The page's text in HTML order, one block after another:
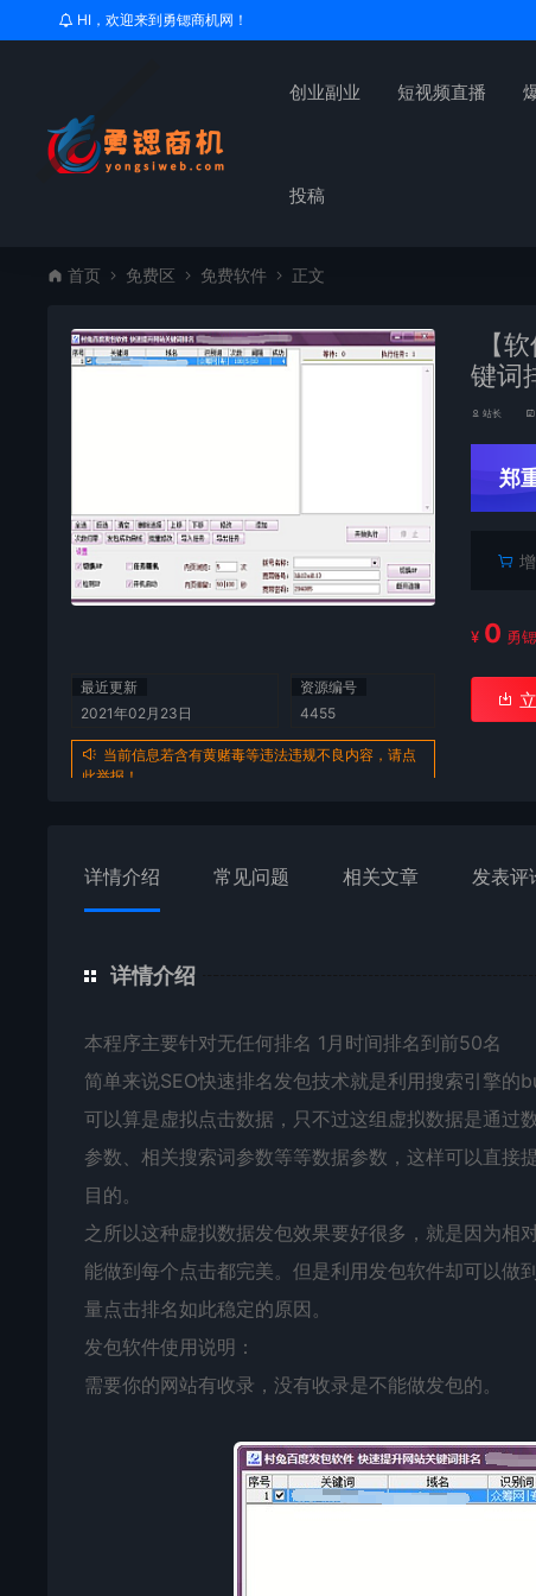
HI，欢迎来到勇锶商机网！
创业副业 短视频直播
投稿
首页 免费区 免费软件 正文
最近更新
2021年02月23日
资源编号
4455
当前信息若含有黄赌毒等违法违规不良内容，请点
此举报！
【
键词
站长
郑
¥ 0 勇
详情介绍 常见问题 相关文章 发表评
详情介绍
本程序主要针对无任何排名 1月时间排名到前50名
简单来说SEO快速排名发包技术就是利用搜索引擎
可以算是虚拟点击数据，只不过这组虚拟数据是通过
参数、相关搜索词参数等等数据参数，这样可以直接
目的。
之所以这种虚拟数据发包效果要好很多，就是因为相
能做到每个点击都完美。但是利用发包软件却可以做
量点击排名如此稳定的原因。
发包软件使用说明：
需要你的网站有收录，没有收录是不能做发包的。